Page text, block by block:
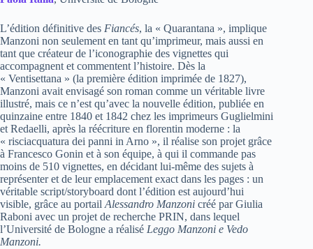
L’édition définitive des Fiancés, la « Quarantana », implique
Manzoni non seulement en tant qu’imprimeur, mais aussi en
tant que créateur de l’iconographie des vignettes qui
accompagnent et commentent l’histoire. Dès la
« Ventisettana » (la première édition imprimée de 1827),
Manzoni avait envisagé son roman comme un véritable livre
illustré, mais ce n’est qu’avec la nouvelle édition, publiée en
quinzaine entre 1840 et 1842 chez les imprimeurs Guglielmini
et Redaelli, après la réécriture en florentin moderne : la
« risciacquatura dei panni in Arno », il réalise son projet grâce
à Francesco Gonin et à son équipe, à qui il commande pas
moins de 510 vignettes, en décidant lui-même des sujets à
représenter et de leur emplacement exact dans les pages : un
véritable script/storyboard dont l’édition est aujourd’hui
visible, grâce au portail Alessandro Manzoni créé par Giulia
Raboni avec un projet de recherche PRIN, dans lequel
l’Université de Bologne a réalisé Leggo Manzoni e Vedo
Manzoni.